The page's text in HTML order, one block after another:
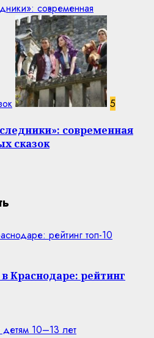
современная
5
современная
сказок
рейтинг топ-10
Краснодаре: рейтинг
детям 10–13 лет